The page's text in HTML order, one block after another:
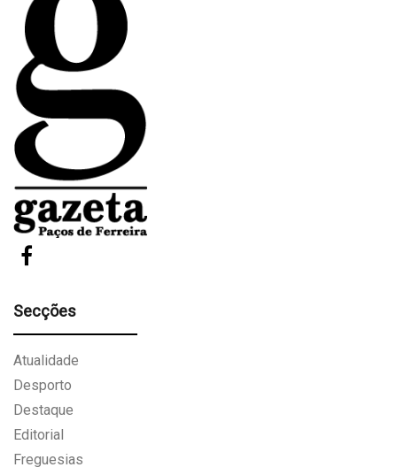
Secções
Atualidade
Desporto
Destaque
Editorial
Freguesias